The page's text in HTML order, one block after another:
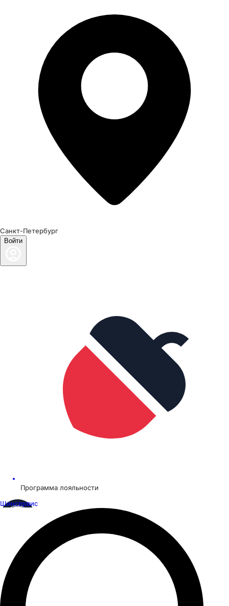
Санкт-Петербург
Войти
Программа лояльности
Шинсервис